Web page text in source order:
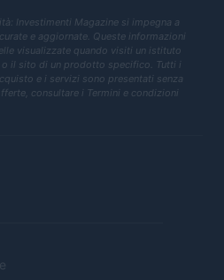
Investimenti Magazine si impegna a
e aggiornate. Queste informazioni
visualizzate quando visiti un istituto
il sito di un prodotto specifico. Tutti i
e i servizi sono presentati senza
consultare i Termini e condizioni